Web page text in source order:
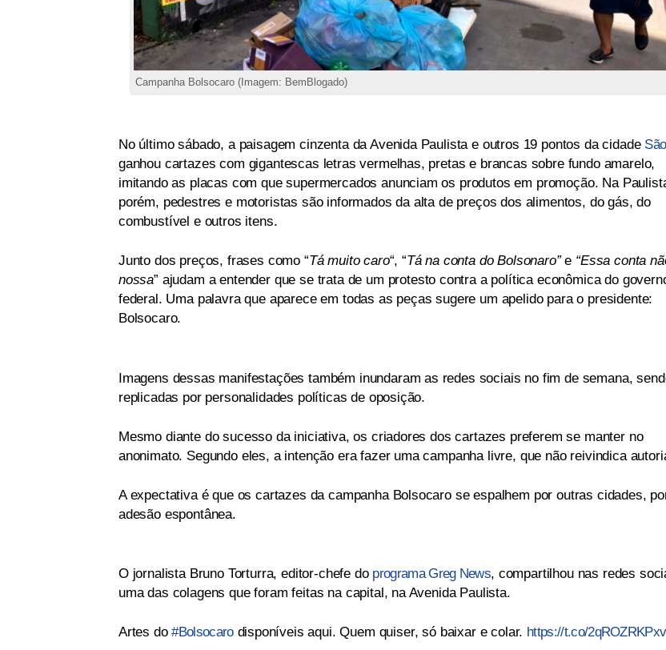
Campanha Bolsocaro (Imagem: BemBlogado)
No último sábado, a paisagem cinzenta da Avenida Paulista e outros 19 pontos da cidade
ganhou cartazes com gigantescas letras vermelhas, pretas e brancas sobre fundo amarelo,
imitando as placas com que supermercados anunciam os produtos em promoção. Na
porém, pedestres e motoristas são informados da alta de preços dos alimentos, do gás, do
combustível e outros itens.
Junto dos preços, frases como “Tá muito caro“, “Tá na conta do Bolsonaro”e “Essa conta
nossa” ajudam a entender que se trata de um protesto contra a política econômica do
federal. Uma palavra que aparece em todas as peças sugere um apelido para o presidente:
Bolsocaro.
Imagens dessas manifestações também inundaram as redes sociais no fim de semana,
replicadas por personalidades políticas de oposição.
Mesmo diante do sucesso da iniciativa, os criadores dos cartazes preferem se manter no
anonimato. Segundo eles, a intenção era fazer uma campanha livre, que não reivindica
A expectativa é que os cartazes da campanha Bolsocaro se espalhem por outras cidades,
adesão espontânea.
O jornalista Bruno Torturra, editor-chefe do programa Greg News, compartilhou nas redes
uma das colagens que foram feitas na capital, na Avenida Paulista.
Artes do#Bolsocarodisponíveis aqui. Quem quiser, só baixar e colar. https://t.co/2qROZRKPxv